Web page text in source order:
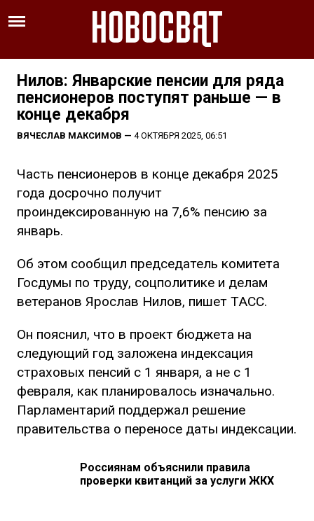
Нилов: Январские пенсии для ряда
пенсионеров поступят раньше — в
конце декабря
ВЯЧЕСЛАВ МАКСИМОВ — 4 ОКТЯБРЯ 2025, 06:51
Часть пенсионеров в конце декабря 2025
года досрочно получит
проиндексированную на 7,6% пенсию за
январь.
Об этом сообщил председатель комитета
Госдумы по труду, соцполитике и делам
ветеранов Ярослав Нилов, пишет ТАСС.
Он пояснил, что в проект бюджета на
следующий год заложена индексация
страховых пенсий с 1 января, а не с 1
февраля, как планировалось изначально.
Парламентарий поддержал решение
правительства о переносе даты индексации.
Россиянам объяснили правила
проверки квитанций за услуги ЖКХ